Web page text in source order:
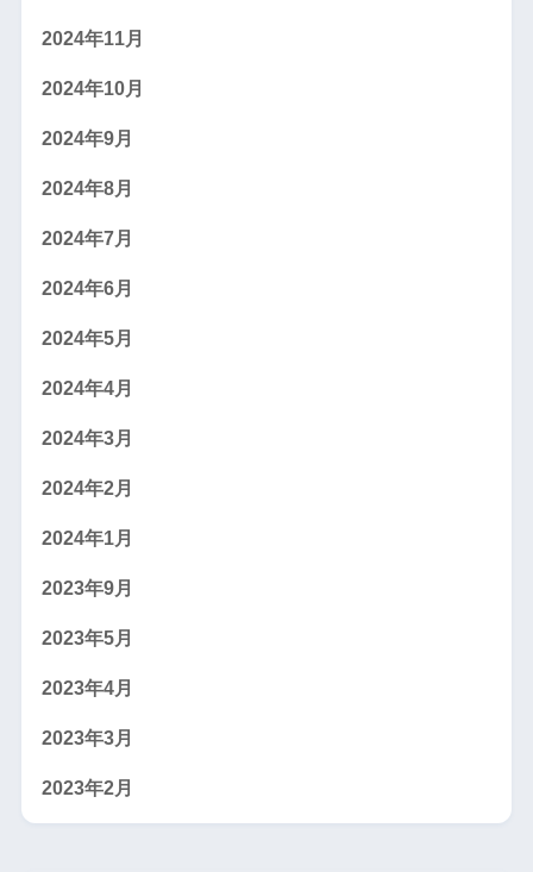
2024年11月
2024年10月
2024年9月
2024年8月
2024年7月
2024年6月
2024年5月
2024年4月
2024年3月
2024年2月
2024年1月
2023年9月
2023年5月
2023年4月
2023年3月
2023年2月